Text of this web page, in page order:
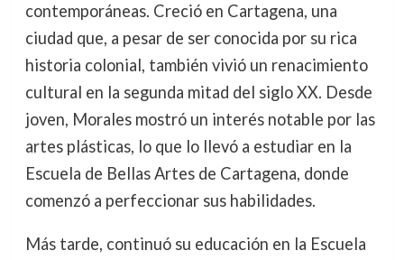
contemporáneas. Creció en Cartagena, una
ciudad que, a pesar de ser conocida por su rica
historia colonial, también vivió un renacimiento
cultural en la segunda mitad del siglo XX. Desde
joven, Morales mostró un interés notable por las
artes plásticas, lo que lo llevó a estudiar en la
Escuela de Bellas Artes de Cartagena, donde
comenzó a perfeccionar sus habilidades.
Más tarde, continuó su educación en la Escuela